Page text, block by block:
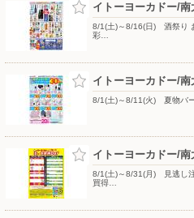
イトーヨーカドー/南
8/1(土)～8/16(日) 酒祭り
彩…
イトーヨーカドー/南
8/1(土)～8/11(火) 夏物バ
イトーヨーカドー/南
8/1(土)～8/31(月) 見逃し
買得…